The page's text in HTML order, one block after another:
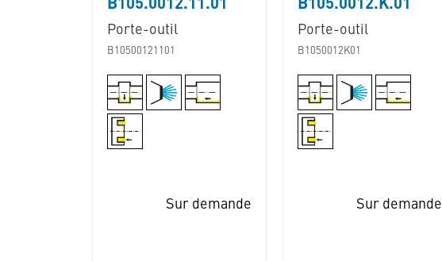
B105.0012.11.01
Porte-outil
B10500121101
Sur demande
B105.0012.K.01
Porte-outil
B1050012K01
Sur demande